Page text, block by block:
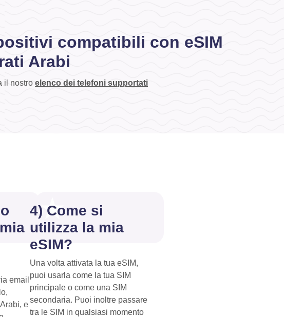
compatibili con eSIM
Arabi
il nostro elenco dei telefoni supportati
email
e
4) Come si
utilizza la mia
eSIM?
Una volta attivata la tua eSIM,
puoi usarla come la tua SIM
principale o come una SIM
secondaria. Puoi inoltre passare
tra le SIM in qualsiasi momento